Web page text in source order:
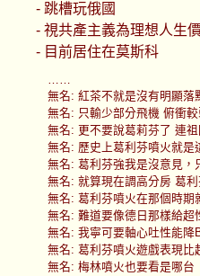
- 跳槽玩俄國
- 視共產主義為理想人生
- 目前居住在莫斯科
……
無名: 紅茶不就是沒有明顯落
無名: 只輸少部分飛機 俯衝
無名: 更不要說葛莉芬了 連
無名: 歷史上葛利芬噴火就是
無名: 葛利芬強我是沒意見，
無名: 就算現在調高分房 葛
無名: 葛利芬噴火在那個時期
無名: 難道要像德日那樣給超
無名: 我寧可要軸心吐性能降
無名: 葛利芬噴火遊戲表現比
無名: 梅林噴火也要看是哪